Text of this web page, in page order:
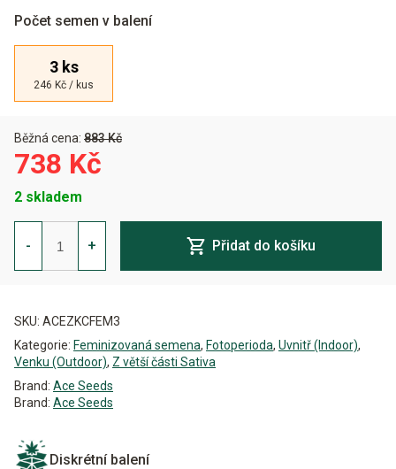
Počet semen v balení
3 ks
246 Kč / kus
Běžná cena: 883 Kč
738 Kč
2 skladem
-
Zamaldelica
Kali
China
+ Přidat do košíku
SKU: ACEZKCFEM3
Kategorie: Feminizovaná semena, Fotoperioda, Uvnitř (Indoor),
Venku (Outdoor), Z větší části Sativa
Brand: Ace Seeds
Brand: Ace Seeds
Diskrétní balení